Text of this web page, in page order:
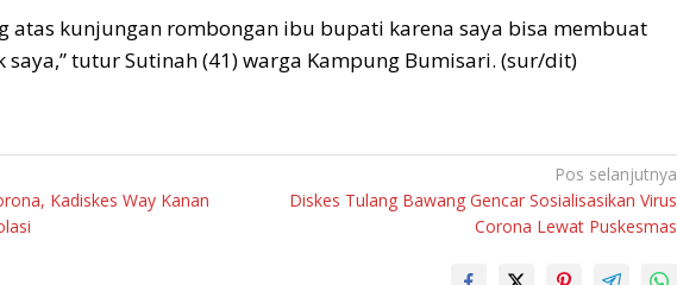
atas kunjungan rombongan ibu bupati karena saya bisa membuat
saya,” tutur Sutinah (41) warga Kampung Bumisari. (sur/dit)
Kadiskes Way Kanan
Pos selanjutnya
Diskes Tulang Bawang Gencar Sosialisasikan Virus
Corona Lewat Puskesmas